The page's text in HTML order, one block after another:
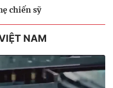
chiến sỹ
NAM